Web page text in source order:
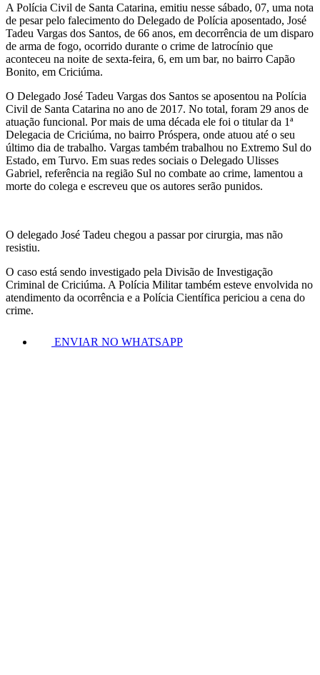
A Polícia Civil de Santa Catarina, emitiu nesse sábado, 07, uma nota
de pesar pelo falecimento do Delegado de Polícia aposentado, José
Tadeu Vargas dos Santos, de 66 anos, em decorrência de um disparo
de arma de fogo, ocorrido durante o crime de latrocínio que
aconteceu na noite de sexta-feira, 6, em um bar, no bairro Capão
Bonito, em Criciúma.
O Delegado José Tadeu Vargas dos Santos se aposentou na Polícia
Civil de Santa Catarina no ano de 2017. No total, foram 29 anos de
atuação funcional. Por mais de uma década ele foi o titular da 1ª
Delegacia de Criciúma, no bairro Próspera, onde atuou até o seu
último dia de trabalho. Vargas também trabalhou no Extremo Sul do
Estado, em Turvo. Em suas redes sociais o Delegado Ulisses
Gabriel, referência na região Sul no combate ao crime, lamentou a
morte do colega e escreveu que os autores serão punidos.
O delegado José Tadeu chegou a passar por cirurgia, mas não
resistiu.
O caso está sendo investigado pela Divisão de Investigação
Criminal de Criciúma. A Polícia Militar também esteve envolvida no
atendimento da ocorrência e a Polícia Científica periciou a cena do
crime.
ENVIAR NO WHATSAPP